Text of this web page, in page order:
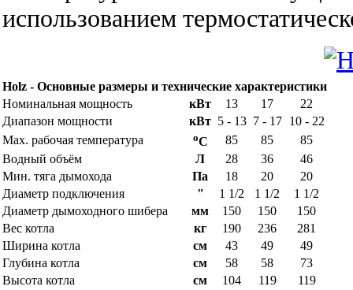
использованием
Holz - Основные размеры и технические характеристики
Номинальная мощность
кВт 13 17
22
Диапазон мощности
кВт 5 - 13 7 - 17 10 - 22
Мах. рабочая температура
oC 85 85
85
Водный объём
Л 28 36
46
Мин. тяга дымохода
Па 18 20
20
Диаметр подключения
" 1 1/2 1 1/2
1 1/2
Диаметр дымоходного шибера
мм 150 150
150
Вес котла
кг 190 236
281
Ширина котла
см 43 49
49
Глубина котла
см 58 58
73
Высота котла
см 104 119
119